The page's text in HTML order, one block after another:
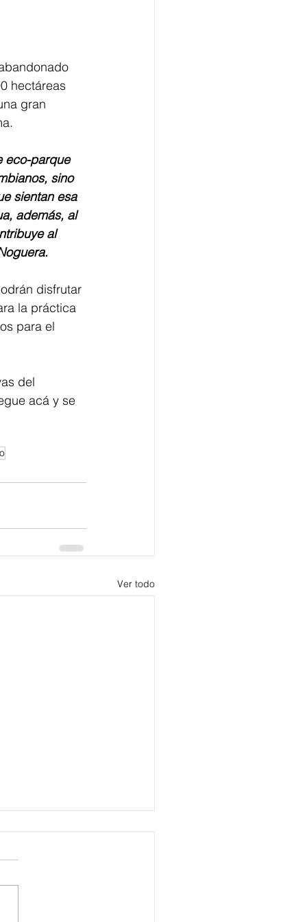
hectáreas
gran
eco-parque
sino
sientan esa
además, al
al
disfrutar
la práctica
para el
del
acá y se
Ver todo